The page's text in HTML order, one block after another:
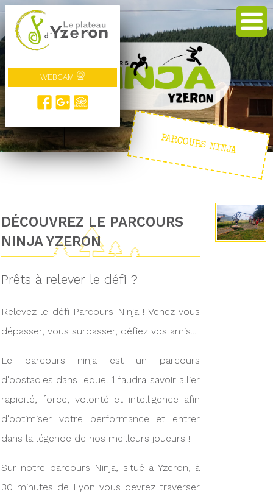
WEBCAM
PARCOURS NINJA
DÉCOUVREZ LE PARCOURS
NINJA YZERON
Prêts à relever le défi ?
Relevez le défi Parcours Ninja ! Venez vous
dépasser, vous surpasser, défiez vos amis...
Le parcours ninja est un parcours
d'obstacles dans lequel il faudra savoir allier
rapidité, force, volonté et intelligence afin
d'optimiser votre performance et entrer
dans la légende de nos meilleurs joueurs !
Sur notre parcours Ninja, situé à Yzeron, à
30 minutes de Lyon vous devrez traverser